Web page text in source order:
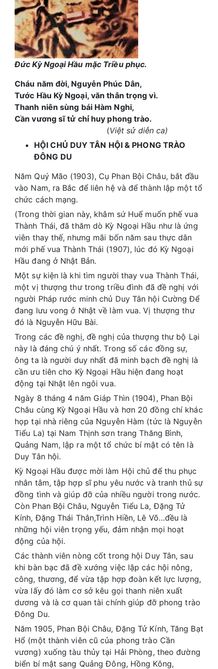
Đức Kỳ Ngoại Hầu mặc Triều phục.
Cháu năm đời, Nguyễn Phúc Dân,
Tước Hầu Kỳ Ngoại, văn thân trọng vì.
Thanh niên sùng bái Hàm Nghi,
Cần vương sĩ tử chỉ huy phong trào.
(Việt sử diễn ca)
HỘI CHỦ DUY TÂN HỘI & PHONG TRÀO
ĐÔNG DU
Năm Quý Mão (1903), Cụ Phan Bội Châu, bắt đầu
vào Nam, ra Bắc để liên hệ và để thành lập một tổ
chức cách mạng.
(Trong thời gian này, khâm sứ Huế muốn phế vua
Thành Thái, đã thăm dò Kỳ Ngoại Hầu như là ứng
viên thay thế, nhưng mãi bốn năm sau thực dân
mới phế vua Thành Thái (1907), lúc đó Kỳ Ngoại
Hầu đang ở Nhật Bản.
Một sự kiện là khi tìm người thay vua Thành Thái,
một vị thượng thư trong triều đình đã đề nghị với
người Pháp rước minh chủ Duy Tân hội Cường Để
đang lưu vong ở Nhật về làm vua. Vị thượng thư
đó là Nguyễn Hữu Bài.
Trong các đề nghị, đề nghị của thượng thư bộ Lại
này là đáng chú ý nhất. Trong số các đồng sự,
ông ta là người duy nhất đã minh bạch đề nghị là
cần ưu tiên cho Kỳ Ngoại Hầu hiện đang hoạt
động tại Nhật lên ngôi vua.
Ngày 8 tháng 4 năm Giáp Thìn (1904), Phan Bội
Châu cùng Kỳ Ngoại Hầu và hơn 20 đồng chí khác
họp tại nhà riêng của Nguyễn Hàm (tức là Nguyễn
Tiểu La) tại Nam Thịnh sơn trang Thăng Bình,
Quảng Nam, lập ra một tổ chức bí mật có tên là
Duy Tân hội.
Kỳ Ngoại Hầu được mời làm Hội chủ để thu phục
nhân tâm, tập hợp sĩ phu yêu nước và tranh thủ sự
đồng tình và giúp đỡ của nhiều người trong nước.
Còn Phan Bội Châu, Nguyễn Tiểu La, Đặng Tử
Kính, Đặng Thái Thân,Trình Hiền, Lê Võ…đều là
những hội viên trọng yếu, đảm nhận mọi hoạt
động của hội.
Các thành viên nòng cốt trong hội Duy Tân, sau
khi bàn bạc đã đề xướng việc lập các hội nông,
công, thương, để vừa tập hợp đoàn kết lực lượng,
vừa lấy đó làm cơ sở kêu gọi thanh niên xuất
dương và là cơ quan tài chính giúp đỡ phong trào
Đông Du.
Năm 1905, Phan Bội Châu, Đặng Tử Kính, Tăng Bạt
Hổ (một thành viên cũ của phong trào Cần
vương) xuống tàu thủy tại Hải Phòng, theo đường
biển bí mật sang Quảng Đông, Hồng Kông,